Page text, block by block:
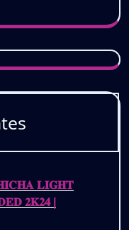
𝐋𝐈𝐆𝐇𝐓
𝟐𝐊𝟐𝟒 |